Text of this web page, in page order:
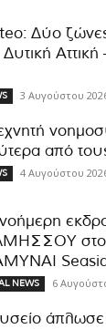
Δύο ζώνες
Δυτική
3 Αυγούστου
από
4 Αυγούστου
στο
NEWS 6
άπλωσε